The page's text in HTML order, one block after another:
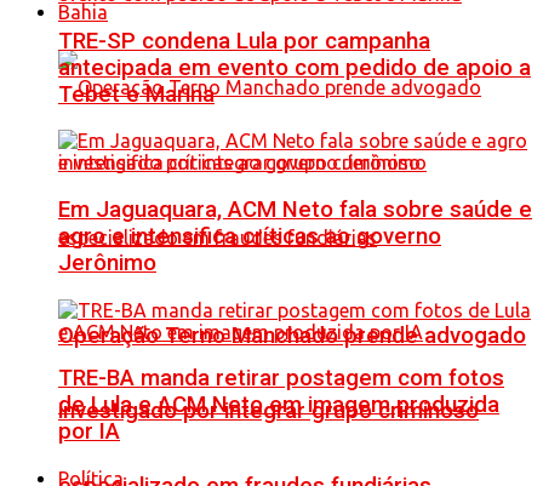
Bahia
Operação Terno Manchado prende advogado
investigado por integrar grupo criminoso
TRE-SP condena Lula por campanha
antecipada em evento com pedido de apoio a
Tebet e Marina
Em Jaguaquara, ACM Neto fala sobre saúde e
agro e intensifica críticas ao governo
Jerônimo
TRE-BA manda retirar postagem com fotos
de Lula e ACM Neto em imagem produzida
por IA
Política